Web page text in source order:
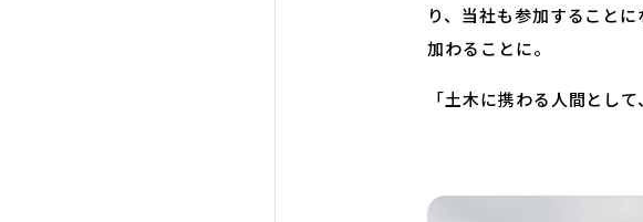
り、当社も参加すること
加わることに。
「土木に携わる人間とし